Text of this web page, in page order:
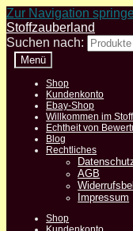
Zur Navigation
Stoffzauberland
Suchen nach:
Menü
Shop
Kundenkonto
Ebay-Shop
Willkommen im
Echtheit von
Blog
Rechtliches
AGB
Impressum
Shop